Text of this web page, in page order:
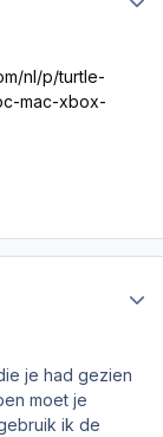
nl/p/turtle-
mac-xbox-
je had gezien
moet je
ik de